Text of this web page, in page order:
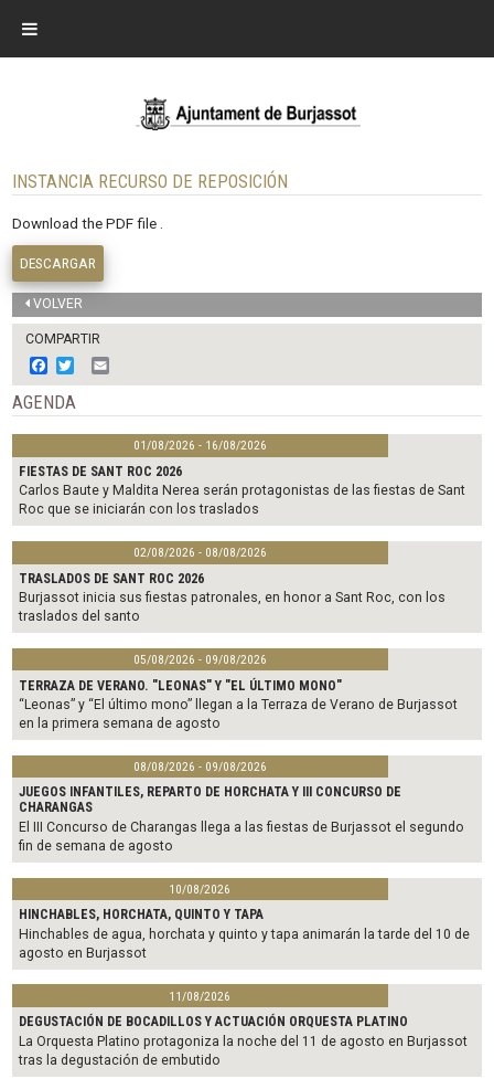
INSTANCIA RECURSO DE REPOSICIÓN
Download the PDF file .
DESCARGAR
VOLVER
COMPARTIR
F
a
c
e
b
o
o
k
w
i
t
t
e
r
m
i
l
AGENDA
01/08/2026 - 16/08/2026
FIESTAS DE SANT ROC 2026
Carlos Baute y Maldita Nerea serán protagonistas de las fiestas de Sant
Roc que se iniciarán con los traslados
02/08/2026 - 08/08/2026
TRASLADOS DE SANT ROC 2026
Burjassot inicia sus fiestas patronales, en honor a Sant Roc, con los
traslados del santo
05/08/2026 - 09/08/2026
TERRAZA DE VERANO. "LEONAS" Y "EL ÚLTIMO MONO"
“Leonas” y “El último mono” llegan a la Terraza de Verano de Burjassot
en la primera semana de agosto
08/08/2026 - 09/08/2026
JUEGOS INFANTILES, REPARTO DE HORCHATA Y III CONCURSO DE
CHARANGAS
El III Concurso de Charangas llega a las fiestas de Burjassot el segundo
fin de semana de agosto
10/08/2026
HINCHABLES, HORCHATA, QUINTO Y TAPA
Hinchables de agua, horchata y quinto y tapa animarán la tarde del 10 de
agosto en Burjassot
11/08/2026
DEGUSTACIÓN DE BOCADILLOS Y ACTUACIÓN ORQUESTA PLATINO
La Orquesta Platino protagoniza la noche del 11 de agosto en Burjassot
tras la degustación de embutido